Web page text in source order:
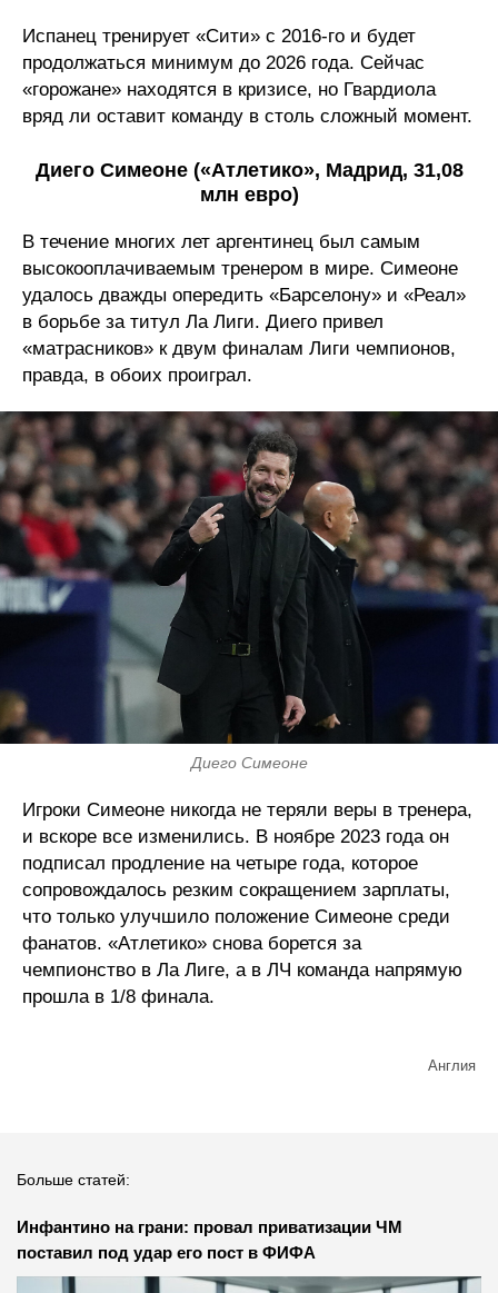
Испанец тренирует «Сити» с 2016-го и будет
продолжаться минимум до 2026 года. Сейчас
«горожане» находятся в кризисе, но Гвардиола
вряд ли оставит команду в столь сложный момент.
Диего Симеоне («Атлетико», Мадрид, 31,08
млн евро)
В течение многих лет аргентинец был самым
высокооплачиваемым тренером в мире. Симеоне
удалось дважды опередить «Барселону» и «Реал»
в борьбе за титул Ла Лиги. Диего привел
«матрасников» к двум финалам Лиги чемпионов,
правда, в обоих проиграл.
Диего Симеоне
Игроки Симеоне никогда не теряли веры в тренера,
и вскоре все изменились. В ноябре 2023 года он
подписал продление на четыре года, которое
сопровождалось резким сокращением зарплаты,
что только улучшило положение Симеоне среди
фанатов. «Атлетико» снова борется за
чемпионство в Ла Лиге, а в ЛЧ команда напрямую
прошла в 1/8 финала.
Англия
Больше статей:
Инфантино на грани: провал приватизации ЧМ
поставил под удар его пост в ФИФА